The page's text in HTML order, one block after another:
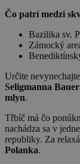
Čo patrí medzi
Bazilika sv.
Zámocký
Určite
Seligmanna
mlyn.
Třbíč má čo
nachádza sa v
republiky. Za
Polanka.